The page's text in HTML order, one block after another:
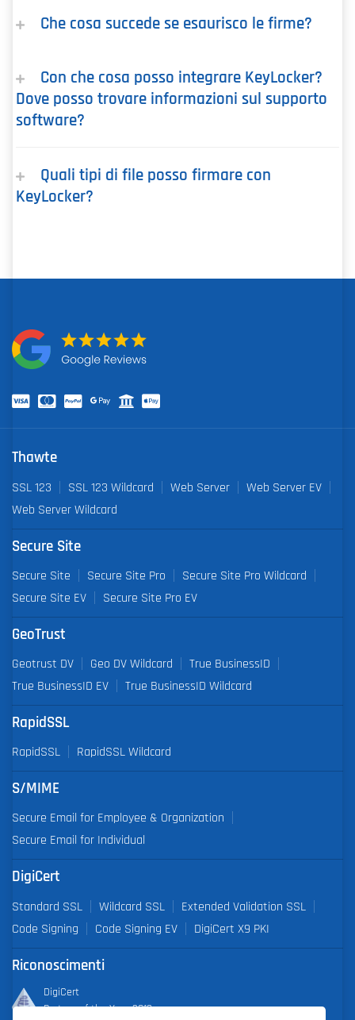
Che cosa succede se esaurisco le firme?
Con che cosa posso integrare KeyLocker?
Dove posso trovare informazioni sul supporto
software?
Quali tipi di file posso firmare con
KeyLocker?
Thawte
SSL 123 SSL 123 Wildcard Web Server
Web Server EV
Web Server Wildcard
Secure Site
Secure Site Secure Site Pro
Secure Site Pro Wildcard
Secure Site EV
Secure Site Pro EV
GeoTrust
Geotrust DV Geo DV Wildcard
True BusinessID
True BusinessID EV
True BusinessID Wildcard
RapidSSL
RapidSSL RapidSSL Wildcard
S/MIME
Secure Email for Employee & Organization
Secure Email for Individual
DigiCert
Standard SSL Wildcard SSL
Extended Validation SSL
Code Signing
Code Signing EV DigiCert X9 PKI
Riconoscimenti
DigiCert
Partner of the Year 2019